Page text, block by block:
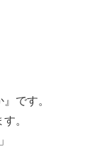
です。
。